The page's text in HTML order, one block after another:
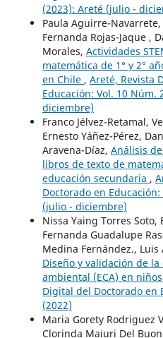
(2023): Areté (julio -
Paula Aguirre-
Fernanda Rojas-Jaque ,
Morales, Actividades
matemática de 1° y 2°
en Chile , Areté, Revista
Educación: Vol. 10 Núm.
diciembre)
Franco Jélvez-Retamal,
Ernesto Yáñez-Pérez,
Aravena-Díaz, Análisis
libros de texto de
educación secundaria ,
Doctorado en
(julio - diciembre)
Nissa Yaing Torres
Fernanda Guadalupe
Medina Fernández.,
Diseño y validación de
ambiental (ECA) en
Digital del Doctorado en
(2022)
Maria Gorety Rodriguez
Clorinda Maiuri Del